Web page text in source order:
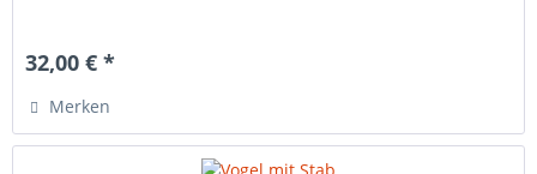
32,00 € *
Merken